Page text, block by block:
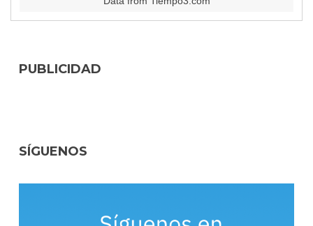
PUBLICIDAD
SÍGUENOS